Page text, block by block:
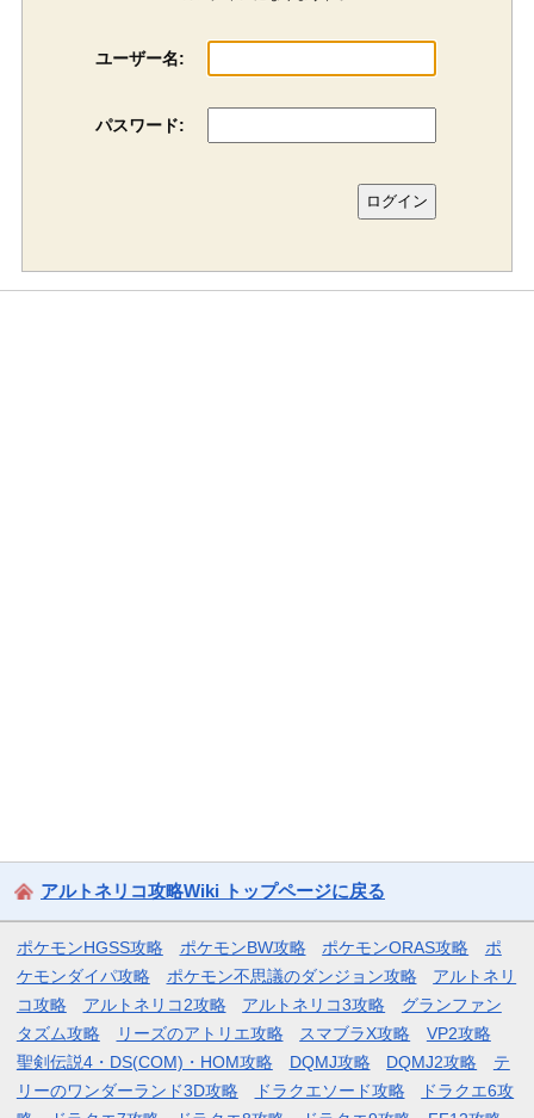
ユーザー名:
パスワード:
アルトネリコ攻略Wiki トップページに戻る
ポケモンHGSS攻略 ポケモンBW攻略 ポケモンORAS攻略
ポ
ケモンダイパ攻略
ポケモン不思議のダンジョン攻略
アルトネリ
コ攻略
アルトネリコ2攻略 アルトネリコ3攻略
グランファン
タズム攻略
リーズのアトリエ攻略 スマブラX攻略
VP2攻略
聖剣伝説4・DS(COM)・HOM攻略
DQMJ攻略 DQMJ2攻略
テ
リーのワンダーランド3D攻略
ドラクエソード攻略
ドラクエ6攻